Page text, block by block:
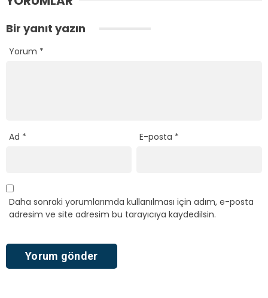
Bir yanıt yazın
Yorum *
Ad * E-posta *
Daha sonraki yorumlarımda kullanılması için adım, e-posta
adresim ve site adresim bu tarayıcıya kaydedilsin.